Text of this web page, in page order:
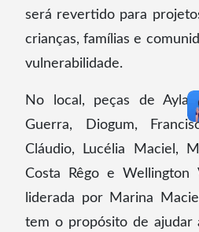
será revertido para
crianças, famílias e
vulnerabilidade.
No local, peças de Ayla
Guerra, Diogum,
Cláudio, Lucélia Maciel,
Costa Rêgo e Wellington
liderada por Marina
tem o propósito de ajudar